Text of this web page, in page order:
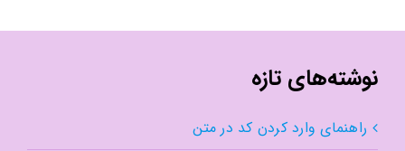
نوشته‌های تازه
راهنمای وارد کردن کد در متن